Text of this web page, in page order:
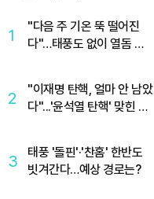
1
"다음 주 기온 뚝 떨어진
다"…태풍도 없이 열돔 박
2
"이재명 탄핵, 얼마 안 남았
다"...'윤석열 탄핵' 맞힌 무
3
태풍 '돌핀'·'찬홈' 한반도
빗겨간다…예상 경로는?